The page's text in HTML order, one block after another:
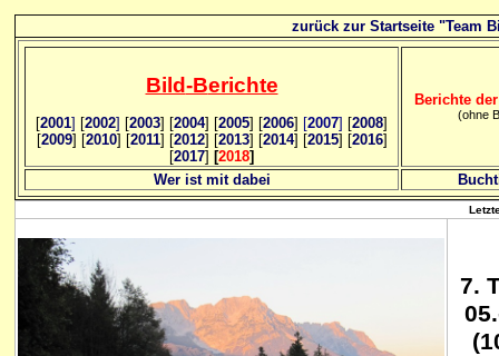
zurück zur Startseite "Team
Bild-Berichte
[2001] [2002] [2003] [2004] [2005] [2006] [2007] [2008]
[2009] [2010] [2011] [2012] [2013] [2014] [2015] [2016]
[2017] [2018]
Berichte
(ohne
Wer ist mit dabei
7.